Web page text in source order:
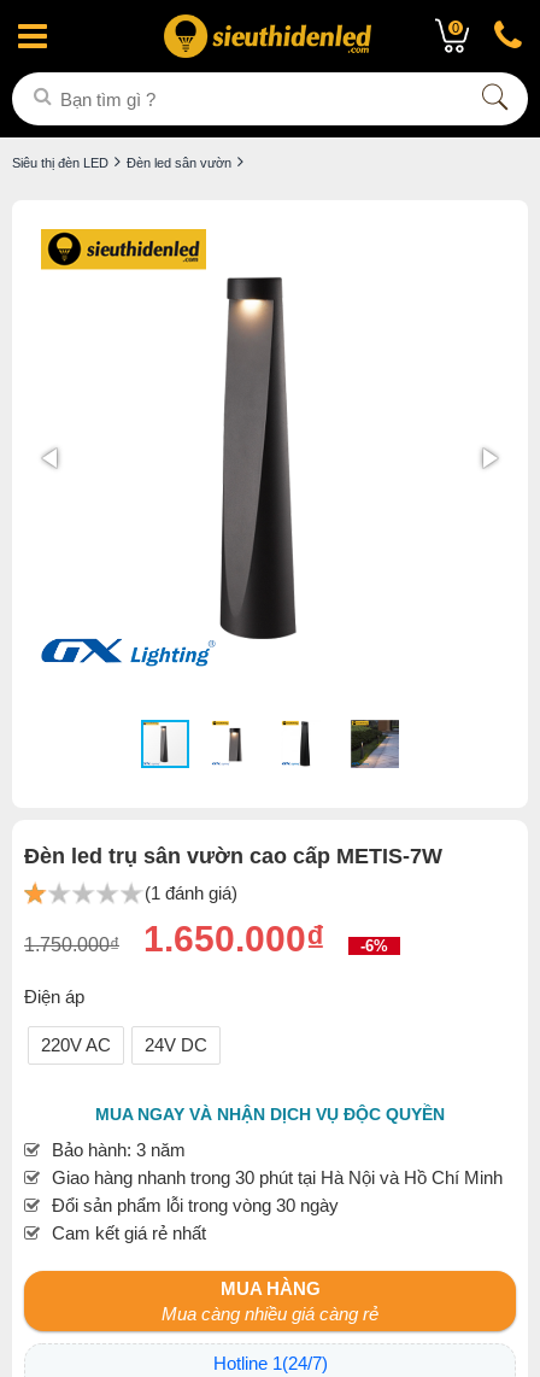
0
Siêu thị đèn LED Đèn led sân vườn
Đèn led trụ sân vườn cao cấp METIS-7W
(1 đánh giá)
1.750.000₫ 1.650.000₫ -6%
Điện áp
220V AC 24V DC
MUA NGAY VÀ NHẬN DỊCH VỤ ĐỘC QUYỀN
Bảo hành: 3 năm
Giao hàng nhanh trong 30 phút tại Hà Nội và Hồ Chí Minh
Đổi sản phẩm lỗi trong vòng 30 ngày
Cam kết giá rẻ nhất
MUA HÀNG
Mua càng nhiều giá càng rẻ
Hotline 1(24/7)